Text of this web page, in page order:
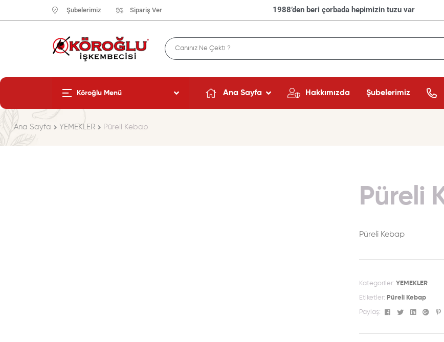
Şubelerimiz Sipariş Ver 1988’den beri çorbada hepimizin tuzu var
Köroğlu Menü Ana Sayfa Hakkımızda Şubelerimiz
Ana Sayfa YEMEKLER Püreli Kebap
Püreli
Püreli Kebap
Kategoriler: YEMEKLER
Etiketler: Püreli Kebap
Paylaş: Facebook
TwitterLinkedin